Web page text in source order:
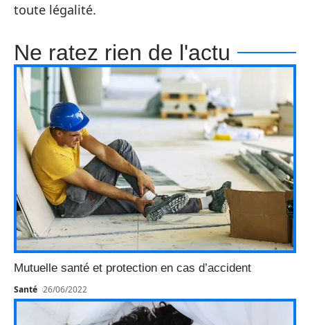
toute légalité.
Ne ratez rien de l'actu
Mutuelle santé et protection en cas d’accident
Santé 26/06/2022